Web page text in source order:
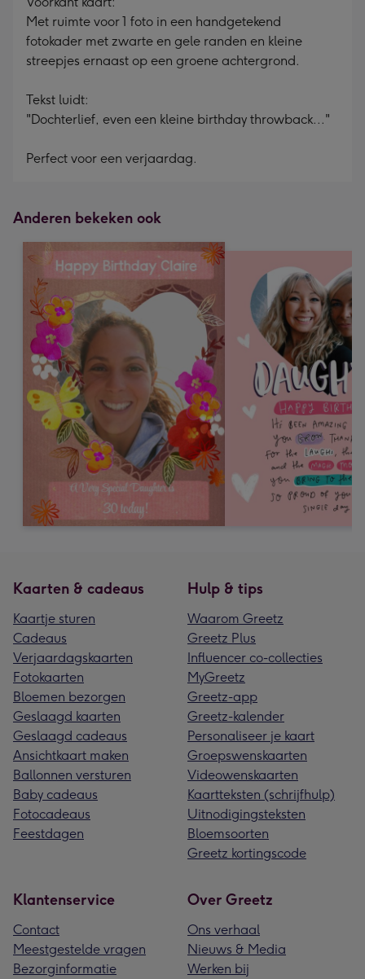
Met ruimte voor 1 foto in een handgetekend
fotokader met zwarte en gele randen en kleine
streepjes ernaast op een groene achtergrond.
Tekst luidt:
"Dochterlief, even een kleine birthday throwback..."
Perfect voor een verjaardag.
Anderen bekeken ook
Kaarten & cadeaus
Kaartje sturen
Cadeaus
Verjaardagskaarten
Fotokaarten
Bloemen bezorgen
Geslaagd kaarten
Geslaagd cadeaus
Ansichtkaart maken
Ballonnen versturen
Baby cadeaus
Fotocadeaus
Feestdagen
Hulp & tips
Waarom Greetz
Greetz Plus
Influencer co-collecties
MyGreetz
Greetz-app
Greetz-kalender
Personaliseer je kaart
Groepswenskaarten
Videowenskaarten
Kaartteksten (schrijfhulp)
Uitnodigingsteksten
Bloemsoorten
Greetz kortingscode
Klantenservice
Contact
Meestgestelde vragen
Bezorginformatie
Over Greetz
Ons verhaal
Nieuws & Media
Werken bij